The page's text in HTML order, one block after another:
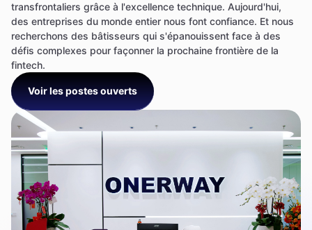
transfrontaliers grâce à l'excellence technique. Aujourd'hui,
des entreprises du monde entier nous font confiance. Et nous
recherchons des bâtisseurs qui s'épanouissent face à des
défis complexes pour façonner la prochaine frontière de la
fintech.
Voir les postes ouverts